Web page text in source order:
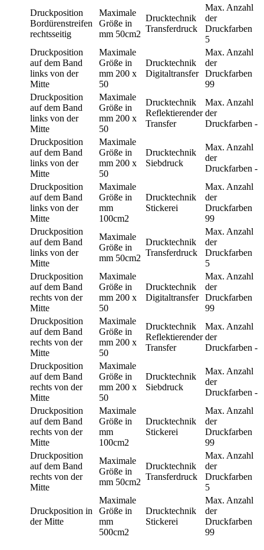
Druckposition
Bordürenstreifen
rechtsseitig
Maximale
Größe in
mm 50cm2
Drucktechnik
Transferdruck
Max. Anzahl
der
Druckfarben
5
Druckposition
auf dem Band
links von der
Mitte
Maximale
Größe in
mm 200 x
50
Drucktechnik
Digitaltransfer
Max. Anzahl
der
Druckfarben
99
Druckposition
auf dem Band
links von der
Mitte
Maximale
Größe in
mm 200 x
50
Drucktechnik
Reflektierender
Transfer
Max. Anzahl
der
Druckfarben -
Druckposition
auf dem Band
links von der
Mitte
Maximale
Größe in
mm 200 x
50
Drucktechnik
Siebdruck
Max. Anzahl
der
Druckfarben -
Druckposition
auf dem Band
links von der
Mitte
Maximale
Größe in
mm
100cm2
Drucktechnik
Stickerei
Max. Anzahl
der
Druckfarben
99
Druckposition
auf dem Band
links von der
Mitte
Maximale
Größe in
mm 50cm2
Drucktechnik
Transferdruck
Max. Anzahl
der
Druckfarben
5
Druckposition
auf dem Band
rechts von der
Mitte
Maximale
Größe in
mm 200 x
50
Drucktechnik
Digitaltransfer
Max. Anzahl
der
Druckfarben
99
Druckposition
auf dem Band
rechts von der
Mitte
Maximale
Größe in
mm 200 x
50
Drucktechnik
Reflektierender
Transfer
Max. Anzahl
der
Druckfarben -
Druckposition
auf dem Band
rechts von der
Mitte
Maximale
Größe in
mm 200 x
50
Drucktechnik
Siebdruck
Max. Anzahl
der
Druckfarben -
Druckposition
auf dem Band
rechts von der
Mitte
Maximale
Größe in
mm
100cm2
Drucktechnik
Stickerei
Max. Anzahl
der
Druckfarben
99
Druckposition
auf dem Band
rechts von der
Mitte
Maximale
Größe in
mm 50cm2
Drucktechnik
Transferdruck
Max. Anzahl
der
Druckfarben
5
Druckposition in
der Mitte
Maximale
Größe in
mm
500cm2
Drucktechnik
Stickerei
Max. Anzahl
der
Druckfarben
99